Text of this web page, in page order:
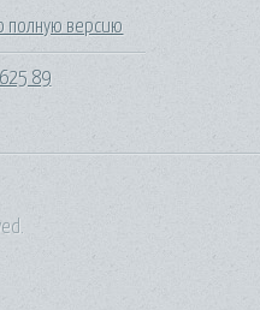
полную версию
89